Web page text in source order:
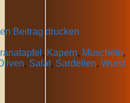
Beitrag drucken
, Kapern, Muscheln,
, Salat, Sardellen, Wurst